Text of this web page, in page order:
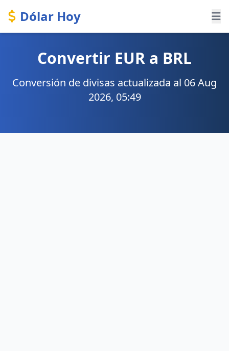
Dólar Hoy
Convertir EUR a BRL
Conversión de divisas actualizada al 06 Aug
2026, 05:49